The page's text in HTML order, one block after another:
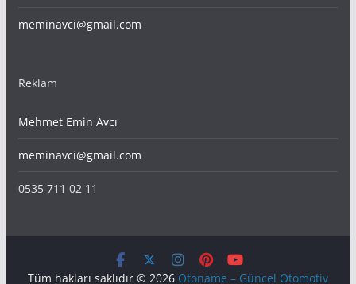
meminavci@gmail.com
Reklam
Mehmet Emin Avcı
meminavci@gmail.com
0535 711 02 11
Tüm hakları saklıdır © 2026 Otoname – Güncel Otomotiv